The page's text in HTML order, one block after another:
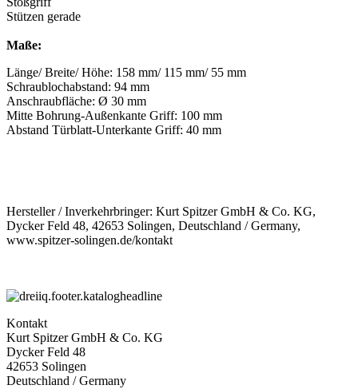
Stützen gerade
Maße:
Länge/ Breite/ Höhe: 158 mm/ 115 mm/ 55 mm
Schraublochabstand: 94 mm
Anschraubfläche: Ø 30 mm
Mitte Bohrung-Außenkante Griff: 100 mm
Abstand Türblatt-Unterkante Griff: 40 mm
Hersteller / Inverkehrbringer: Kurt Spitzer GmbH & Co. KG,
Dycker Feld 48, 42653 Solingen, Deutschland / Germany,
www.spitzer-solingen.de/kontakt
Kontakt
Kurt Spitzer GmbH & Co. KG
Dycker Feld 48
42653 Solingen
Deutschland / Germany